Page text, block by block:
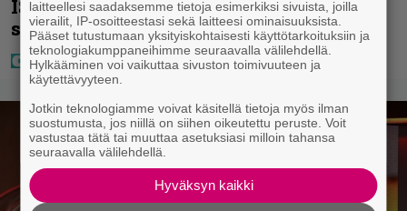
IS: Hjalliksen ja Jasminen häissä
suomalainen supertähti
laitteellesi saadaksemme tietoja esimerkiksi sivuista, joilla
vierailit, IP-osoitteestasi sekä laitteesi ominaisuuksista.
Pääset tutustumaan yksityiskohtaisesti käyttötarkoituksiin ja
teknologiakumppaneihimme seuraavalla välilehdellä.
Hylkääminen voi vaikuttaa sivuston toimivuuteen ja
käytettävyyteen.
Jotkin teknologiamme voivat käsitellä tietoja myös ilman
suostumusta, jos niillä on siihen oikeutettu peruste. Voit
vastustaa tätä tai muuttaa asetuksiasi milloin tahansa
seuraavalla välilehdellä.
Hyväksyn kaikki